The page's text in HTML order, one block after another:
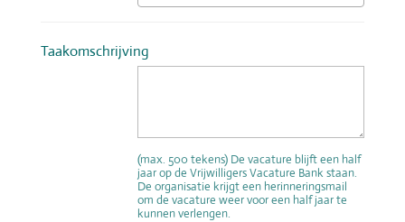
Taakomschrijving ‌
(max. 500 tekens) De vacature blijft een half
jaar op de Vrijwilligers Vacature Bank staan.
De organisatie krijgt een herinneringsmail
om de vacature weer voor een half jaar te
kunnen verlengen.